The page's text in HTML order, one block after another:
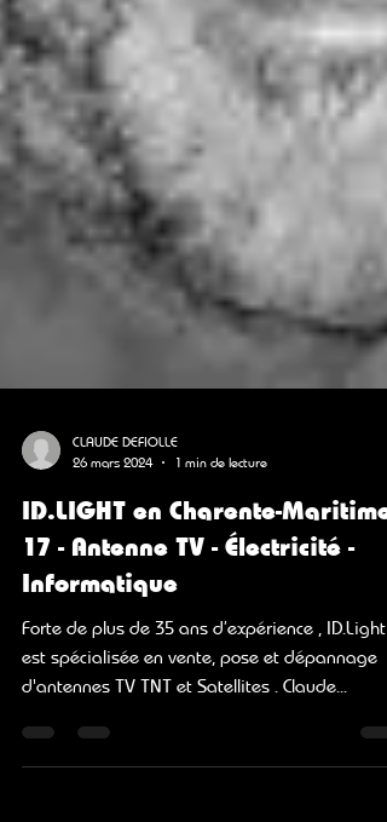
CLAUDE DEFIOLLE
26 mars 2024
1 min de lecture
ID.LIGHT en Charente-Maritime
17 - Antenne TV - Électricité -
Informatique